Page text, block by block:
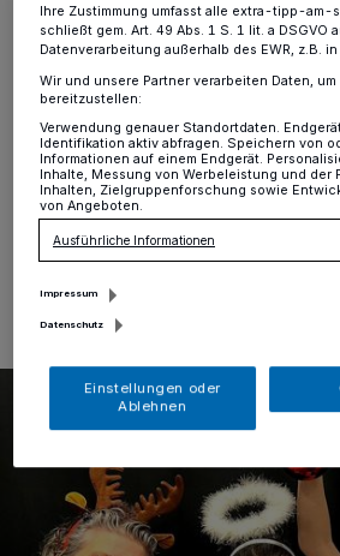
Dezember, 19.30 Uhr, ist im BIS,
das Publikum, die Servicekräfte, die
auch die Themen!
24.11.2025 , 14:43 Uhr Eine Minute
Ihre Zustimmung umfasst alle extra-tipp-
schließt gem. Art. 49 Abs. 1 S. 1 lit. a DSGVO
Datenverarbeitung außerhalb des EWR, z.B.
Wir und unsere Partner verarbeiten Daten, um
bereitzustellen:
Verwendung genauer Standortdaten.
Identifikation aktiv abfragen. Speichern von
Informationen auf einem Endgerät.
Inhalte, Messung von Werbeleistung und der
Inhalten, Zielgruppenforschung sowie
von Angeboten.
Ausführliche Informationen
Impressum
Datenschutz
Einstellungen oder
Ablehnen